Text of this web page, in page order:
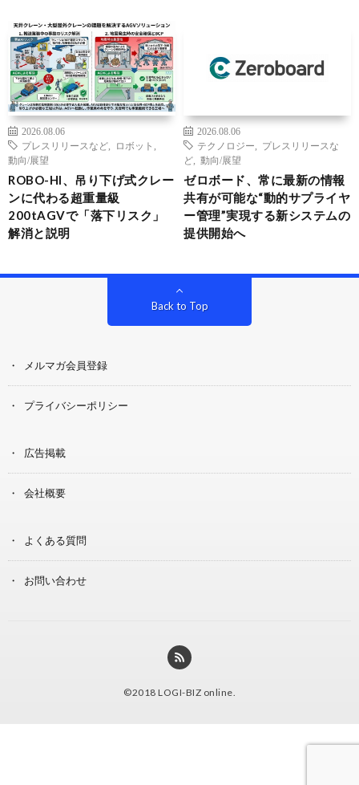
2026.08.06
プレスリリースなど
ロボット
動向/展望
ROBO-HI、吊り下げ式クレー
ンに代わる超重量級
200tAGVで「落下リスク」
解消と説明
2026.08.06
テクノロジー
プレスリリースな
ど
動向/展望
ゼロボード、常に最新の情報
共有が可能な“動的サプライヤ
ー管理”実現する新システムの
提供開始へ
Back to Top
メルマガ会員登録
プライバシーポリシー
広告掲載
会社概要
よくある質問
お問い合わせ
©2018 LOGI-BIZ online